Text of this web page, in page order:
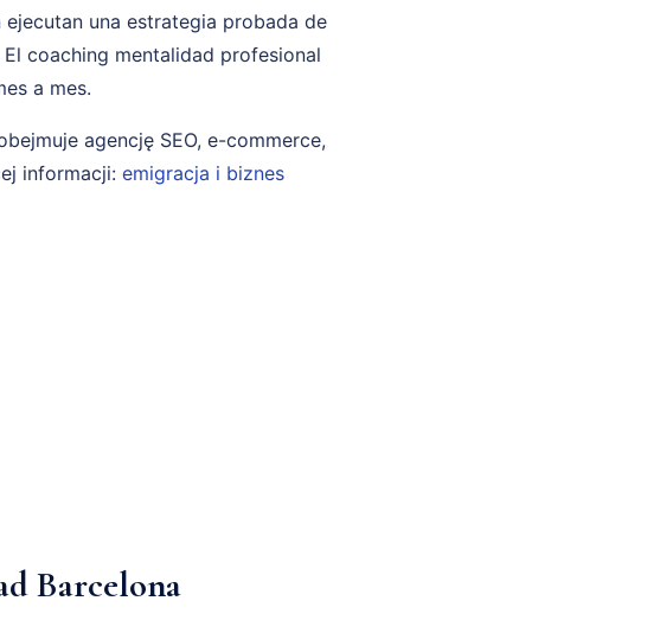
una estrategia probada de
coaching mentalidad profesional
a mes.
agencję SEO, e-commerce,
informacji: emigracja i biznes
Barcelona